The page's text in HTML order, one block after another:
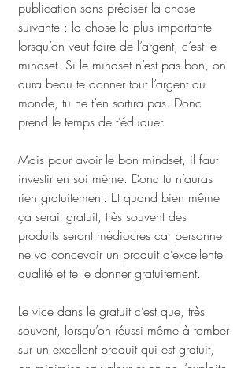
publication sans préciser la chose
suivante : la chose la plus importante
lorsqu’on veut faire de l’argent, c’est le
mindset. Si le mindset n’est pas bon, on
aura beau te donner tout l’argent du
monde, tu ne t’en sortira pas. Donc
prend le temps de t’éduquer.
Mais pour avoir le bon mindset, il faut
investir en soi même. Donc tu n’auras
rien gratuitement. Et quand bien même
ça serait gratuit, très souvent des
produits seront médiocres car personne
ne va concevoir un produit d’excellente
qualité et te le donner gratuitement.
Le vice dans le gratuit c’est que, très
souvent, lorsqu’on réussi même à tomber
sur un excellent produit qui est gratuit,